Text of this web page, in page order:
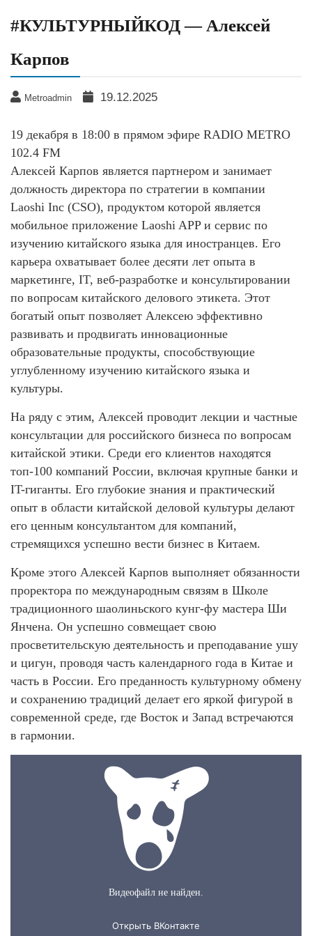
#КУЛЬТУРНЫЙКОД — Алексей
Карпов
Metroadmin 19.12.2025
19 декабря в 18:00 в прямом эфире RADIO METRO
102.4 FM
Алексей Карпов является партнером и занимает
должность директора по стратегии в компании
Laoshi Inc (CSO), продуктом которой является
мобильное приложение Laoshi APP и сервис по
изучению китайского языка для иностранцев. Его
карьера охватывает более десяти лет опыта в
маркетинге, IT, веб-разработке и консультировании
по вопросам китайского делового этикета. Этот
богатый опыт позволяет Алексею эффективно
развивать и продвигать инновационные
образовательные продукты, способствующие
углубленному изучению китайского языка и
культуры.
На ряду с этим, Алексей проводит лекции и частные
консультации для российского бизнеса по вопросам
китайской этики. Среди его клиентов находятся
топ-100 компаний России, включая крупные банки и
IT-гиганты. Его глубокие знания и практический
опыт в области китайской деловой культуры делают
его ценным консультантом для компаний,
стремящихся успешно вести бизнес в Китаем.
Кроме этого Алексей Карпов выполняет обязанности
проректора по международным связям в Школе
традиционного шаолиньского кунг-фу мастера Ши
Янчена. Он успешно совмещает свою
просветительскую деятельность и преподавание ушу
и цигун, проводя часть календарного года в Китае и
часть в России. Его преданность культурному обмену
и сохранению традиций делает его яркой фигурой в
современной среде, где Восток и Запад встречаются
в гармонии.